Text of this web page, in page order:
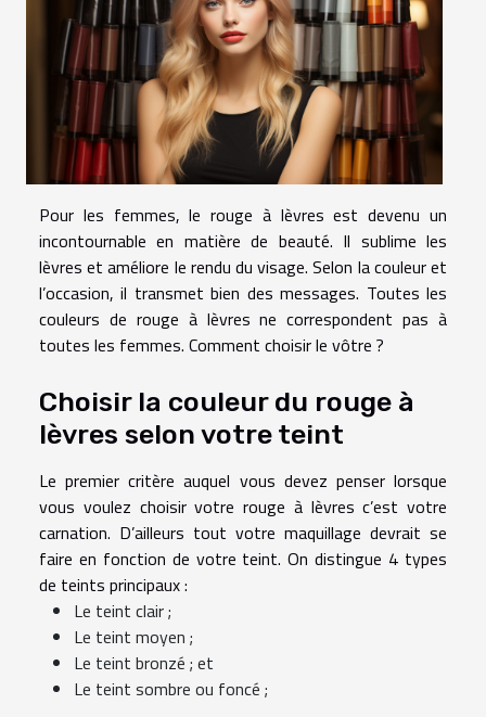
Pour les femmes, le rouge à lèvres est devenu un
incontournable en matière de beauté. Il sublime les
lèvres et améliore le rendu du visage. Selon la couleur et
l’occasion, il transmet bien des messages. Toutes les
couleurs de rouge à lèvres ne correspondent pas à
toutes les femmes. Comment choisir le vôtre ?
Choisir la couleur du rouge à
lèvres selon votre teint
Le premier critère auquel vous devez penser lorsque
vous voulez choisir votre rouge à lèvres c’est votre
carnation. D’ailleurs tout votre maquillage devrait se
faire en fonction de votre teint. On distingue 4 types
de teints principaux :
Le teint clair ;
Le teint moyen ;
Le teint bronzé ; et
Le teint sombre ou foncé ;